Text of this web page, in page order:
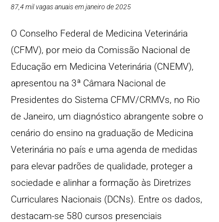
87,4 mil vagas anuais em janeiro de 2025
O Conselho Federal de Medicina Veterinária
(CFMV), por meio da Comissão Nacional de
Educação em Medicina Veterinária (CNEMV),
apresentou na 3ª Câmara Nacional de
Presidentes do Sistema CFMV/CRMVs, no Rio
de Janeiro, um diagnóstico abrangente sobre o
cenário do ensino na graduação de Medicina
Veterinária no país e uma agenda de medidas
para elevar padrões de qualidade, proteger a
sociedade e alinhar a formação às Diretrizes
Curriculares Nacionais (DCNs). Entre os dados,
destacam-se 580 cursos presenciais